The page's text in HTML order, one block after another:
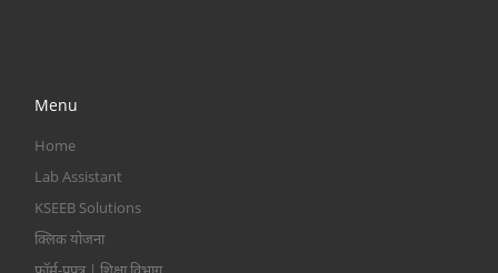
Menu
Home
Lab Assistant
KSEEB Solutions
क्लिक योजना